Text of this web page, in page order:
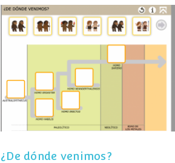
¿De dónde venimos?
¿De dónde venimos?